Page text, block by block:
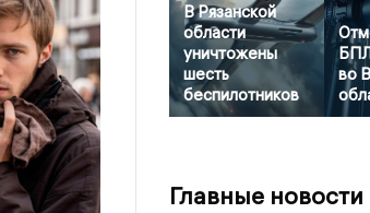
В Рязанской
области
уничтожены
шесть
беспилотников
во
Главные новости